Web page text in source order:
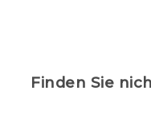
Finden Sie